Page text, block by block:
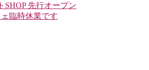
SHOP 先行オープン
臨時休業です